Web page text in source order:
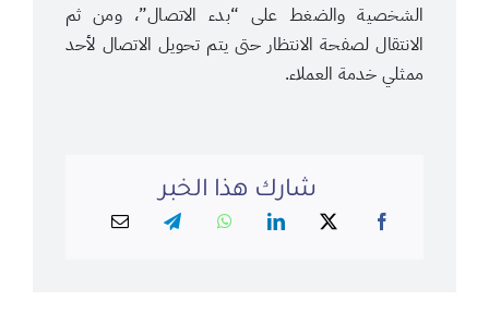
الشخصية والضغط على “بدء الاتصال”، ومن ثم
الانتقال لصفحة الانتظار حتى يتم تحويل الاتصال لأحد
ممثلي خدمة العملاء.
شارك هذا الخبر